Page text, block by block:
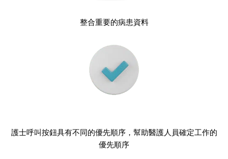
整合重要的病患資料
護士呼叫按鈕具有不同的優先順序，幫助醫護人員確定工作的
優先順序